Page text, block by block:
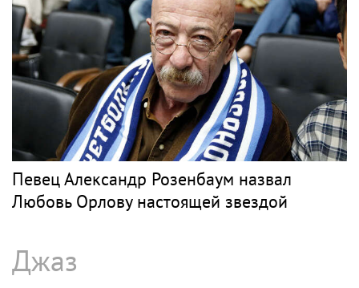
Певец Александр Розенбаум назвал
Любовь Орлову настоящей звездой
Джаз